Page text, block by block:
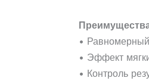
•
• Эффект
• Контроль